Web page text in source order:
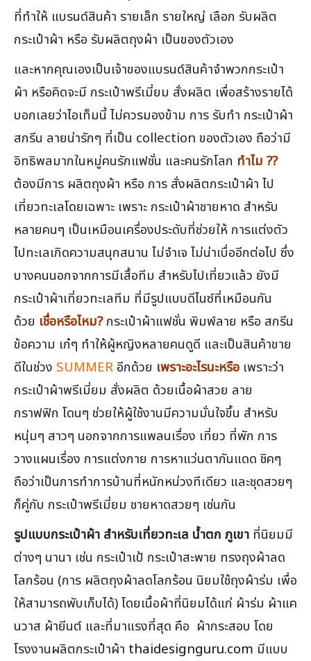
ที่ทำให้ แบรนด์สินค้า รายเล็ก รายใหญ่ เลือก รับผลิต
กระเป๋าผ้า หรือ รับผลิตถุงผ้า เป็นของตัวเอง
และหากคุณเองเป็นเจ้าของแบรนด์สินค้าจำพวกกระเป๋า
ผ้า หรือคิดจะมี กระเป๋าพรีเมี่ยม สั่งผลิต เพื่อสร้างรายได้
บอกเลยว่าไอเท็มนี้ ไม่ควรมองข้าม การ รับทำ กระเป๋าผ้า
สกรีน ลายน่ารักๆ ที่เป็น collection ของตัวเอง ถือว่ามี
อิทธิพลมากในหมู่คนรักแฟชั่น และคนรักโลก ทำไม ??
ต้องมีการ ผลิตถุงผ้า หรือ การ สั่งผลิตกระเป๋าผ้า ไป
เที่ยวทะเลโดยเฉพาะ เพราะ กระเป๋าผ้าชายหาด สำหรับ
หลายคนๆ เป็นเหมือนเครื่องประดับที่ช่วยให้ การแต่งตัว
ไปทะเลเกิดความสนุกสนาน ไม่จำเจ ไม่น่าเบื่ออีกต่อไป ซึ่ง
บางคนนอกจากการมีเสื้อทีม สำหรับไปเที่ยวแล้ว ยังมี
กระเป๋าผ้าเที่ยวทะเลทีม ที่มีรูปแบบดีไนซ์ที่เหมือนกัน
ด้วย เชื่อหรือไหม? กระเป๋าผ้าแฟชั่น พิมพ์ลาย หรือ สกรีน
ข้อความ เก๋ๆ ทำให้ผู้หญิงหลายคนดูดี และเป็นสินค้าขาย
ดีในช่วง SUMMERอีกด้วย เพราะอะไรนะหรือ เพราะว่า
กระเป๋าผ้าพรีเมี่ยม สั่งผลิต ด้วยเนื้อผ้าสวย ลาย
กราฟฟิก โดนๆ ช่วยให้ผู้ใช้งานมีความมั่นใจขึ้น สำหรับ
หนุ่มๆ สาวๆ นอกจากการแพลนเรื่อง เที่ยว ที่พัก การ
วางแผนเรื่อง การแต่งกาย การหาแว่นตากันแดด ชิคๆ
ถือว่าเป็นการทำการบ้านที่หนักหน่วงทีเดียว และชุดสวยๆ
ก็คู่กับ กระเป๋าพรีเมี่ยม ชายหาดสวยๆ เช่นกัน
รูปแบบกระเป๋าผ้า สำหรับเที่ยวทะเล น้ำตก ภูเขา ที่นิยมมี
ต่างๆ นานา เช่น กระเป๋าเป้ กระเป๋าสะพาย ทรงถุงผ้าลด
โลกร้อน (การ ผลิตถุงผ้าลดโลกร้อน นิยมใช้ถุงผ้าร่ม เพื่อ
ให้สามารถพับเก็บได้) โดยเนื้อผ้าที่นิยมได้แก่ ผ้าร่ม ผ้าแค
นวาส ผ้ายีนต์ และที่มาแรงที่สุด คือ ผ้ากระสอบ โดย
โรงงานผลิตกระเป๋าผ้า thaidesignguru.com มีแบบ